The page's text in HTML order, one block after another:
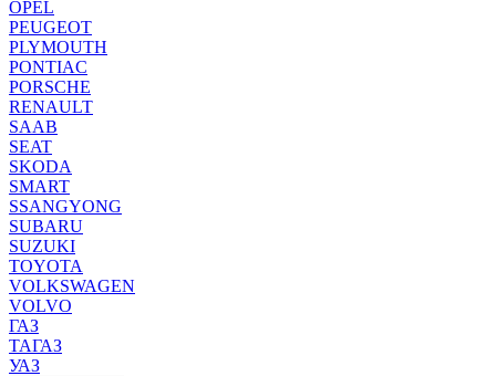
OPEL
PEUGEOT
PLYMOUTH
PONTIAC
PORSCHE
RENAULT
SAAB
SEAT
SKODA
SMART
SSANGYONG
SUBARU
SUZUKI
TOYOTA
VOLKSWAGEN
VOLVO
ГАЗ
ТАГАЗ
УАЗ